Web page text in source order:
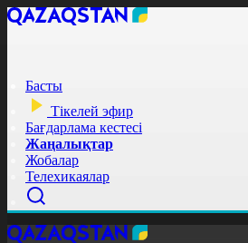
Басты
Тікелей эфир
Бағдарлама кестесі
Жаңалықтар
Жобалар
Телехикаялар